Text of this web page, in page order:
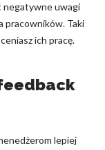
negatywne uwagi
pracowników. Taki
ich pracę.
lepiej